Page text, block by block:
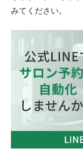
みてください。